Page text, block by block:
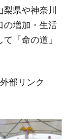
県や神奈川
の増加・生活
「命の道」
部リンク